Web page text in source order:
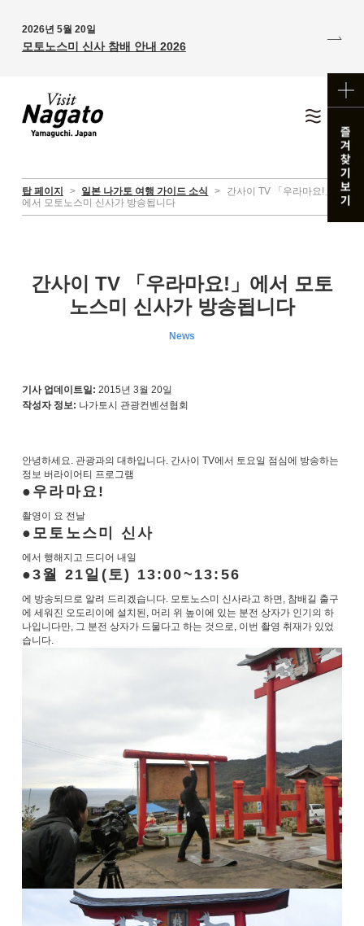
2026년 5월 20일
모토노스미 신사 참배 안내 2026
탑 페이지 > 일본 나가토 여행 가이드 소식 >
간사이 TV 「우라마요!」
에서 모토노스미 신사가 방송됩니다
간사이 TV 「우라마요!」에서 모토
노스미 신사가 방송됩니다
News
기사 업데이트일: 2015년 3월 20일
작성자 정보: 나가토시 관광컨벤션협회
안녕하세요. 관광과의 대하입니다. 간사이 TV에서 토요일 점심에 방송하는
정보 버라이어티 프로그램
우라마요!
촬영이 요 전날
모토노스미 신사
에서 행해지고 드디어 내일
3월 21일(토) 13:00~13:56
에 방송되므로 알려 드리겠습니다. 모토노스미 신사라고 하면, 참배길 출구
에 세워진 오도리이에 설치된, 머리 위 높이에 있는 분전 상자가 인기의 하
나입니다만, 그 분전 상자가 드물다고 하는 것으로, 이번 촬영 취재가 있었
습니다.